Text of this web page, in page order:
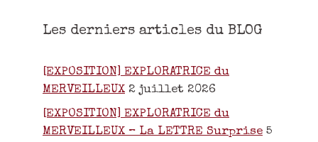
Les derniers articles du BLOG
[EXPOSITION] EXPLORATRICE du
MERVEILLEUX 2 juillet 2026
[EXPOSITION] EXPLORATRICE du
MERVEILLEUX – La LETTRE Surprise 5